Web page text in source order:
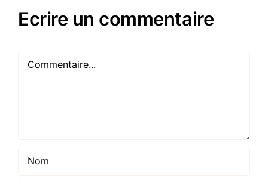
Ecrire un commentaire
Commentaire